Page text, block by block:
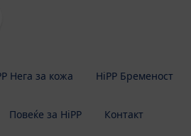
Нега за кожа HiPP Бременост
Повеќе за HiPP Контакт